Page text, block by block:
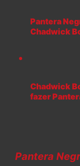
Pantera
Chadwick
Chadwick
fazer
Pantera